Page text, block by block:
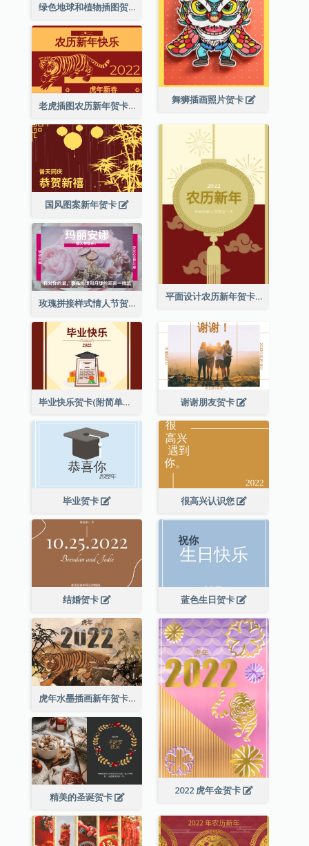
绿色地球和植物插图贺卡
舞狮插画照片贺卡
老虎插图农历新年贺卡
国风图案新年贺卡
平面设计农历新年贺卡与装饰
玫瑰拼接样式情人节贺卡
毕业快乐贺卡(附简单配图) 谢谢朋友贺卡
毕业贺卡 很高兴认识您
结婚贺卡 蓝色生日贺卡
虎年水墨插画新年贺卡
2022 虎年金贺卡
精美的圣诞贺卡